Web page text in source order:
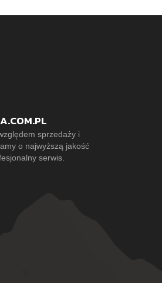
sprzedaży i
o najwyższą jakość
serwis.